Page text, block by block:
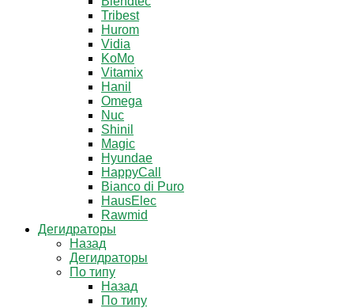
Tribest
Hurom
Vidia
KoMo
Vitamix
Hanil
Omega
Nuc
Shinil
Magic
Hyundae
HappyCall
Bianco di Puro
HausElec
Rawmid
Дегидраторы
Назад
Дегидраторы
По типу
Назад
По типу